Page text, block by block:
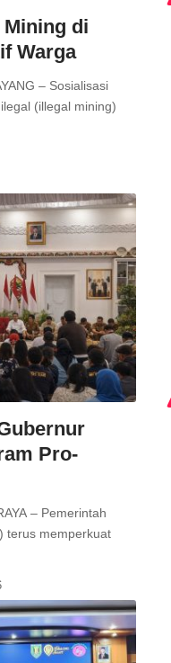
di
Warga
– Sosialisasi
(illegal mining)
Pro-
– Pemerintah
terus memperkuat